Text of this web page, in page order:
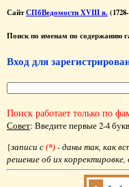
СайтСПбВедомости XVIII в.
Поиск по именам по содержанию
Вход для
Поиск работает только по
Совет: Введите первые 2-4
{записи с(*)- даны так, как
решение об их корректировке,